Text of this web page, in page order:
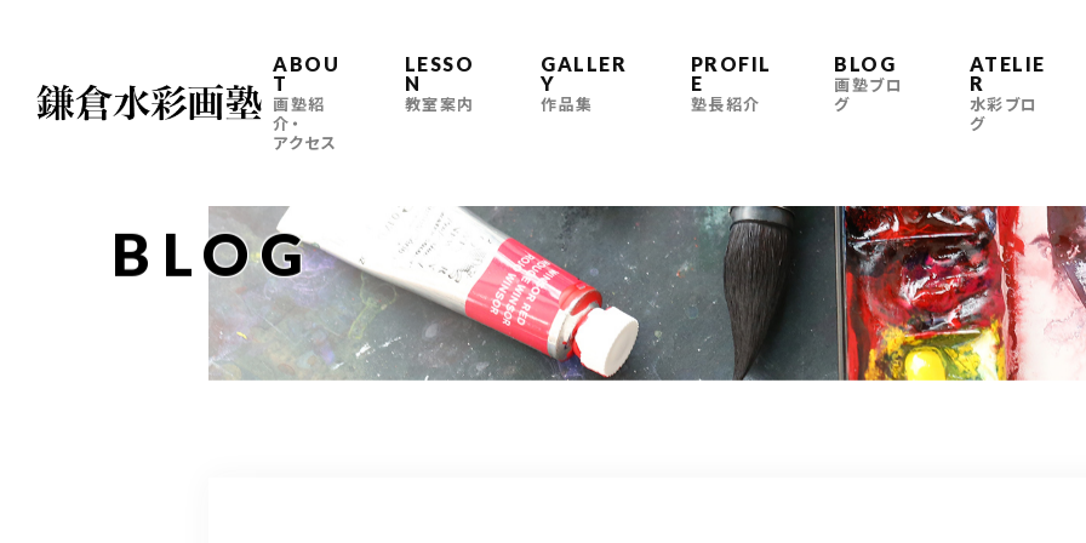
ABOU
T
画塾紹
介・
アクセス
LESSO
N
教室案内
GALLER
Y
作品集
PROFIL
E
塾長紹介
BLOG
画塾ブロ
グ
ATELIE
R
水彩ブロ
グ
BLOG